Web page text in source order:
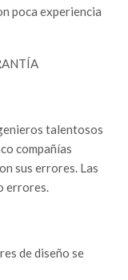
poca experiencia
talentosos
compañías
sus errores. Las
errores.
de diseño se